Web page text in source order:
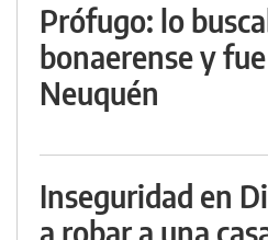
Prófugo: lo
bonaerense y
Neuquén
Inseguridad en
a robar a una